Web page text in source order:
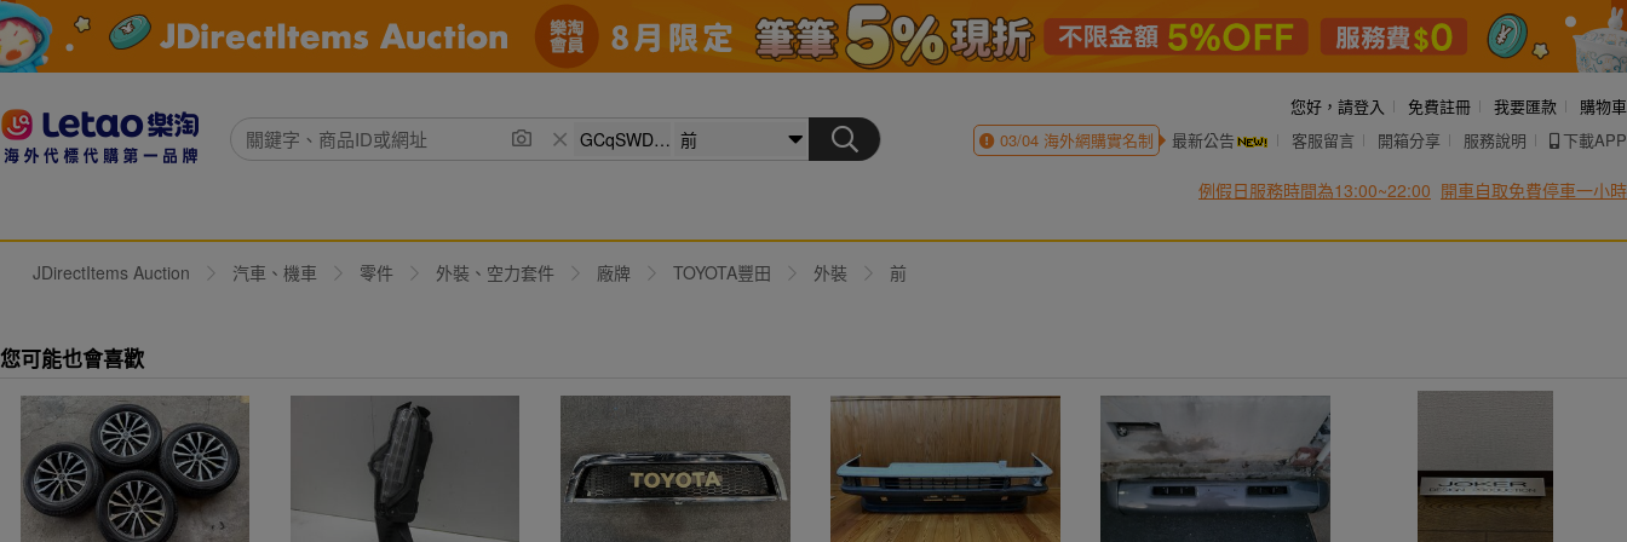
您好， 請登入 免費註冊 我要匯款
購物車
03/04海外網購實名制 最新公告 客服留言 開箱分享 服務說明 下載APP
例假日服務時間為13:00~22:00 開車自取免費停車一小時
JDirectItems Auction 汽車、機車 零件 外裝、空力套件 廠牌 TOYOTA豐田 外裝 前
您可能也會喜歡